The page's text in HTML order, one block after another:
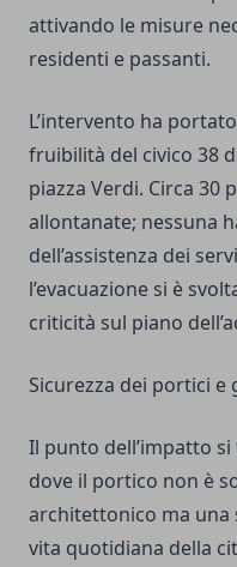
attivando le misure
residenti e passanti.
L’intervento ha
fruibilità del civico 38
piazza Verdi. Circa 30
allontanate; nessuna
dell’assistenza dei
l’evacuazione si è
criticità sul piano
Sicurezza dei portici e
Il punto dell’impatto
dove il portico non è
architettonico ma una
vita quotidiana della